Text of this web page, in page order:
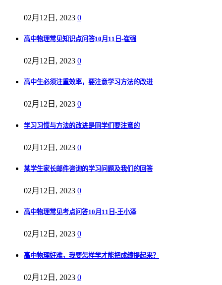
02月12日, 2023 0
高中物理常见知识点问答10月11日-崔强
02月12日, 2023 0
高中生必须注重效率，要注意学习方法的改进
02月12日, 2023 0
学习习惯与方法的改进是同学们要注意的
02月12日, 2023 0
某学生家长邮件咨询的学习问题及我们的回答
02月12日, 2023 0
高中物理常见考点问答10月11日-王小泽
02月12日, 2023 0
高中物理好难，我要怎样学才能把成绩提起来？
02月12日, 2023 0